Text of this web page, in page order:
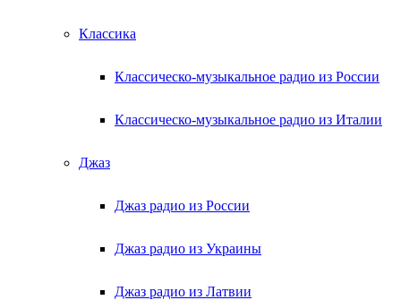
Классика
Классическо-музыкальное радио из России
Классическо-музыкальное радио из Италии
Джаз
Джаз радио из России
Джаз радио из Украины
Джаз радио из Латвии